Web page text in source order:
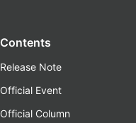
Contents
Release Note
Official Event
Official Column